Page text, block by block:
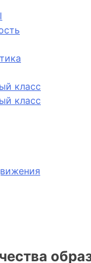
класс
класс